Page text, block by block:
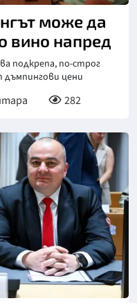
може да
вино напред
подкрепа, по-строг
цени
282